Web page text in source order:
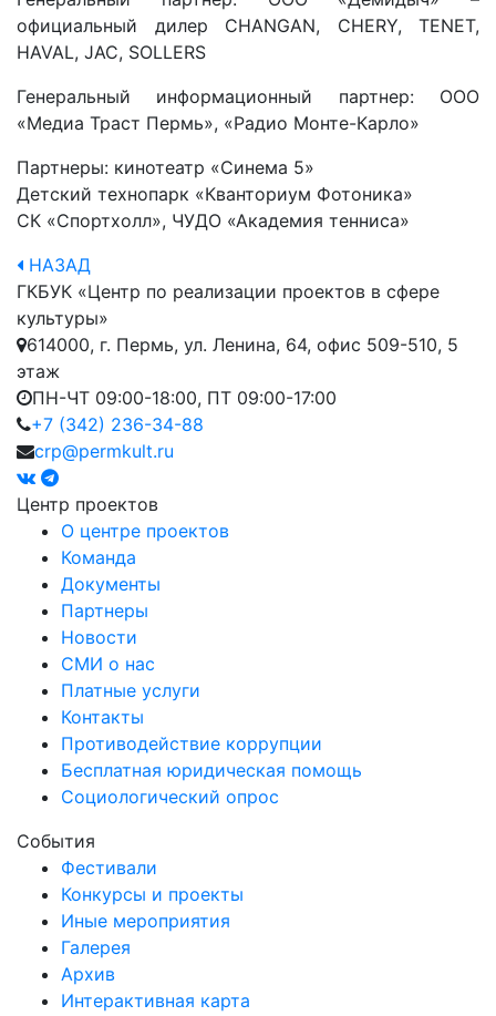
официальный дилер CHANGAN, CHERY, TENET,
HAVAL, JAC, SOLLERS
Генеральный информационный партнер: ООО
«Медиа Траст Пермь», «Радио Монте-Карло»
Партнеры: кинотеатр «Синема 5»
Детский технопарк «Кванториум Фотоника»
СК «Спортхолл», ЧУДО «Академия тенниса»
НАЗАД
ГКБУК «Центр по реализации проектов в сфере
культуры»
614000, г. Пермь, ул. Ленина, 64, офис 509-510, 5
этаж
ПН-ЧТ 09:00-18:00, ПТ 09:00-17:00
+7 (342) 236-34-88
crp@permkult.ru
Центр проектов
О центре проектов
Команда
Документы
Партнеры
Новости
СМИ о нас
Платные услуги
Контакты
Противодействие коррупции
Бесплатная юридическая помощь
Социологический опрос
События
Фестивали
Конкурсы и проекты
Иные мероприятия
Галерея
Архив
Интерактивная карта